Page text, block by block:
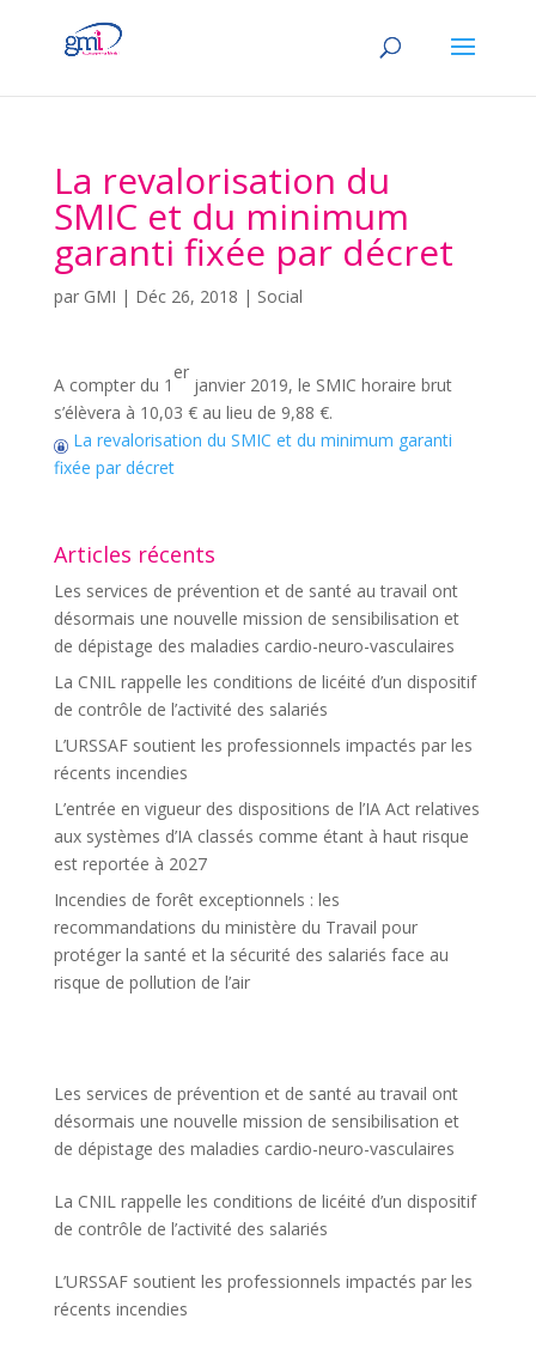
La revalorisation du
SMIC et du minimum
garanti fixée par décret
par GMI | Déc 26, 2018 | Social
A compter du 1
er
janvier 2019, le SMIC horaire brut
s’élèvera à 10,03 € au lieu de 9,88 €.
La revalorisation du SMIC et du minimum garanti
fixée par décret
Articles récents
Les services de prévention et de santé au travail ont
désormais une nouvelle mission de sensibilisation et
de dépistage des maladies cardio-neuro-vasculaires
La CNIL rappelle les conditions de licéité d’un dispositif
de contrôle de l’activité des salariés
L’URSSAF soutient les professionnels impactés par les
récents incendies
L’entrée en vigueur des dispositions de l’IA Act relatives
aux systèmes d’IA classés comme étant à haut risque
est reportée à 2027
Incendies de forêt exceptionnels : les
recommandations du ministère du Travail pour
protéger la santé et la sécurité des salariés face au
risque de pollution de l’air
Les services de prévention et de santé au travail ont
désormais une nouvelle mission de sensibilisation et
de dépistage des maladies cardio-neuro-vasculaires
La CNIL rappelle les conditions de licéité d’un dispositif
de contrôle de l’activité des salariés
L’URSSAF soutient les professionnels impactés par les
récents incendies